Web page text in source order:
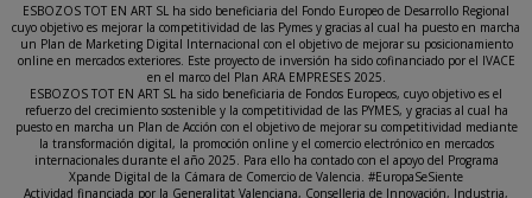
ESBOZOS TOT EN ART SL ha sido beneficiaria del Fondo Europeo de Desarrollo Regional
cuyo objetivo es mejorar la competitividad de las Pymes y gracias al cual ha puesto en marcha
un Plan de Marketing Digital Internacional con el objetivo de mejorar su posicionamiento
online en mercados exteriores. Este proyecto de inversión ha sido cofinanciado por el IVACE
en el marco del Plan ARA EMPRESES 2025.
ESBOZOS TOT EN ART SL ha sido beneficiaria de Fondos Europeos, cuyo objetivo es el
refuerzo del crecimiento sostenible y la competitividad de las PYMES, y gracias al cual ha
puesto en marcha un Plan de Acción con el objetivo de mejorar su competitividad mediante
la transformación digital, la promoción online y el comercio electrónico en mercados
internacionales durante el año 2025. Para ello ha contado con el apoyo del Programa
Xpande Digital de la Cámara de Comercio de Valencia. #EuropaSeSiente
Actividad financiada por la Generalitat Valenciana, Conselleria de Innovación, Industria,